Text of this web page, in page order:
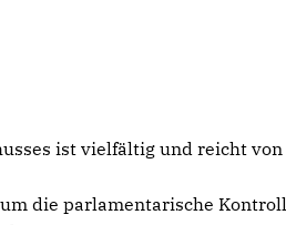
ist vielfältig und reicht
die parlamentarische